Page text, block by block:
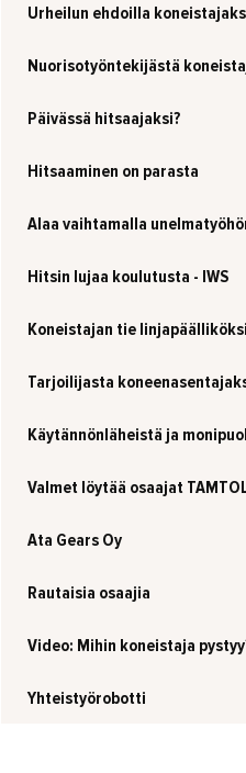
Urheilun ehdoilla
Nuorisotyöntekijästä
Päivässä hitsaajaksi?
Hitsaaminen on parasta
Alaa vaihtamalla
Hitsin lujaa koulutusta - IWS
Koneistajan tie linjapäälliköksi
Tarjoilijasta
Käytännönläheistä ja
Valmet löytää osaajat
Ata Gears Oy
Rautaisia osaajia
Video: Mihin koneistaja
Yhteistyörobotti